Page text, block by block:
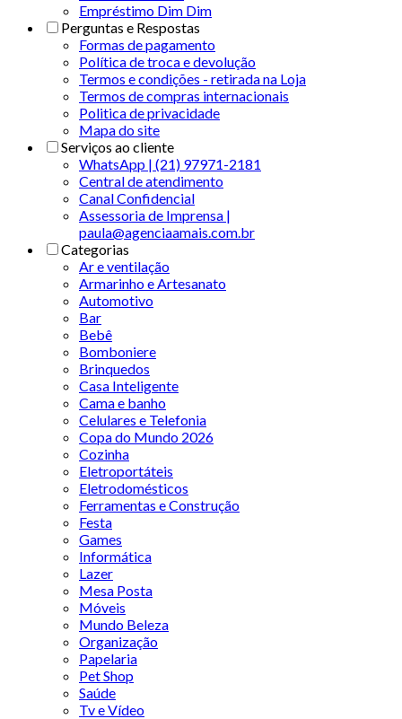
Empréstimo Dim Dim
Perguntas e Respostas
Formas de pagamento
Política de troca e devolução
Termos e condições - retirada na Loja
Termos de compras internacionais
Politica de privacidade
Mapa do site
Serviços ao cliente
WhatsApp | (21) 97971-2181
Central de atendimento
Canal Confidencial
Assessoria de Imprensa |
paula@agenciaamais.com.br
Categorias
Ar e ventilação
Armarinho e Artesanato
Automotivo
Bar
Bebê
Bomboniere
Brinquedos
Casa Inteligente
Cama e banho
Celulares e Telefonia
Copa do Mundo 2026
Cozinha
Eletroportáteis
Eletrodomésticos
Ferramentas e Construção
Festa
Games
Informática
Lazer
Mesa Posta
Móveis
Mundo Beleza
Organização
Papelaria
Pet Shop
Saúde
Tv e Vídeo